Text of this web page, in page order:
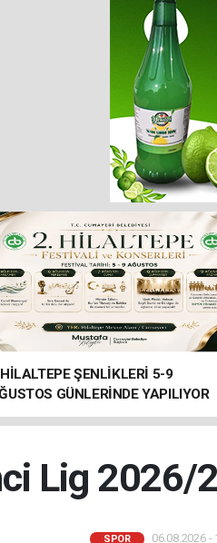
ŞENLİKLERİ 5-9
GÜNLERİNDE YAPILIYOR
Lig 2026/
SPOR 06.08.2026 -